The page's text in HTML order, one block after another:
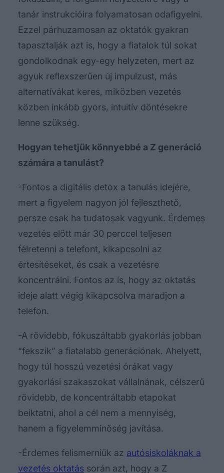
tanár instrukcióira folyamatosan odafigyelni.
Ezzel párhuzamosan az oktatók gyakran
tapasztalják azt is, hogy a fiatalok túl sokat
gondolkodnak egy-egy helyzeten, mert az
agyuk reflexszerűen új impulzust, más
alternatívákat keres, miközben vezetés
közben inkább gyors, intuitív döntésekre
lenne szükség.
Hogyan tehetjük könnyebbé a Z generáció
számára a tanulást?
-Fontos a digitális detox a tanulás idejére,
mert a figyelem nagyon jól fejleszthető,
persze csak ha tudatosak vagyunk. Érdemes
vezetés előtt már 30 perccel teljesen
félretenni a telefont, kikapcsolni az
értesítéseket, és csak a vezetésre
koncentrálni. Fontos az is, hogy az oktatás
ideje alatt végig kikapcsolva maradjon a
telefon.
-A rövidebb, fókuszáltabb gyakorlás jobban
“fekszik” a fiatalabb generációnak. Ahelyett,
hogy túl hosszú vezetési órákat vagy
gyakorlási szakaszokat vállalnának, célszerű
rövidebb, de koncentráltabb etapokat
beiktatni, ahol a cél nem a mennyiség,
hanem a figyelemminőség javítása.
-Érdemes felismerniük az autósiskoláknak a
vezetés oktatás során azt, hogy a Z